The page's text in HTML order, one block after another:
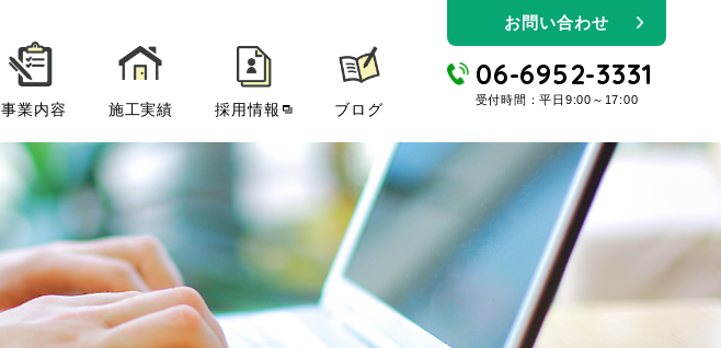
事業内容 施工実績 採用情報 ブログ
お問い合わせ
06-6952-3331
受付時間：平日9:00～17:00